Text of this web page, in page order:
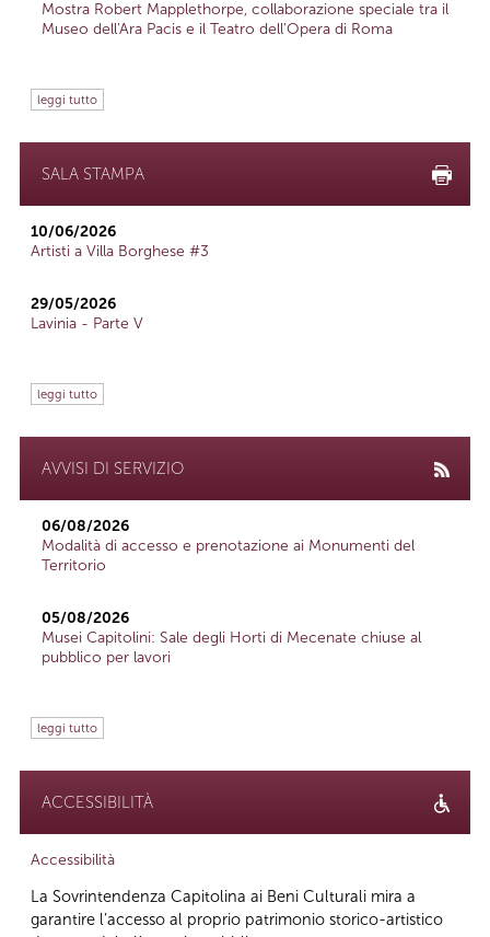
Mostra Robert Mapplethorpe, collaborazione speciale tra il
Museo dell'Ara Pacis e il Teatro dell'Opera di Roma
leggi tutto
SALA STAMPA
10/06/2026
Artisti a Villa Borghese #3
29/05/2026
Lavinia - Parte V
leggi tutto
AVVISI DI SERVIZIO
06/08/2026
Modalità di accesso e prenotazione ai Monumenti del
Territorio
05/08/2026
Musei Capitolini: Sale degli Horti di Mecenate chiuse al
pubblico per lavori
leggi tutto
ACCESSIBILITÀ
Accessibilità
La Sovrintendenza Capitolina ai Beni Culturali mira a
garantire l’accesso al proprio patrimonio storico-artistico